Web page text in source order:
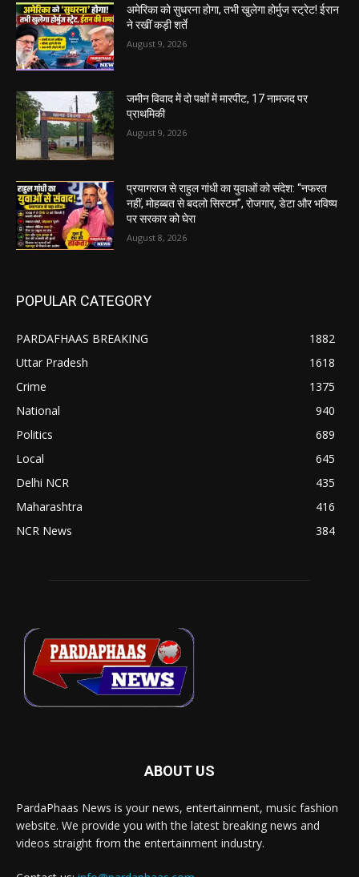
अमेरिका को सुधरना होगा, तभी खुलेगा होर्मुज स्ट्रेट! ईरान
ने रखीं कड़ी शर्ते
August 9, 2026
जमीन विवाद में दो पक्षों में मारपीट, 17 नामजद पर
प्राथमिकी
August 9, 2026
प्रयागराज से राहुल गांधी का युवाओं को संदेश: “नफरत
नहीं, मोहब्बत से बदलो सिस्टम”, रोजगार, डेटा और भविष्य
पर सरकार को घेरा
August 8, 2026
POPULAR CATEGORY
PARDAFHAAS BREAKING
1882
Uttar Pradesh
1618
Crime
1375
National
940
Politics
689
Local
645
Delhi NCR
435
Maharashtra
416
NCR News
384
ABOUT US
PardaPhaas News is your news, entertainment, music fashion
website. We provide you with the latest breaking news and
videos straight from the entertainment industry.